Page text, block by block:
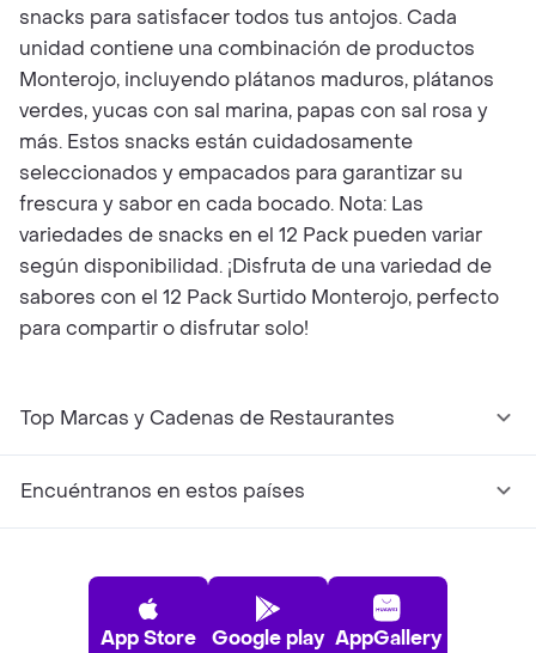
snacks para satisfacer todos tus antojos. Cada
unidad contiene una combinación de productos
Monterojo, incluyendo plátanos maduros, plátanos
verdes, yucas con sal marina, papas con sal rosa y
más. Estos snacks están cuidadosamente
seleccionados y empacados para garantizar su
frescura y sabor en cada bocado. Nota: Las
variedades de snacks en el 12 Pack pueden variar
según disponibilidad. ¡Disfruta de una variedad de
sabores con el 12 Pack Surtido Monterojo, perfecto
para compartir o disfrutar solo!
Top Marcas y Cadenas de Restaurantes
Encuéntranos en estos países
App Store Google play AppGallery